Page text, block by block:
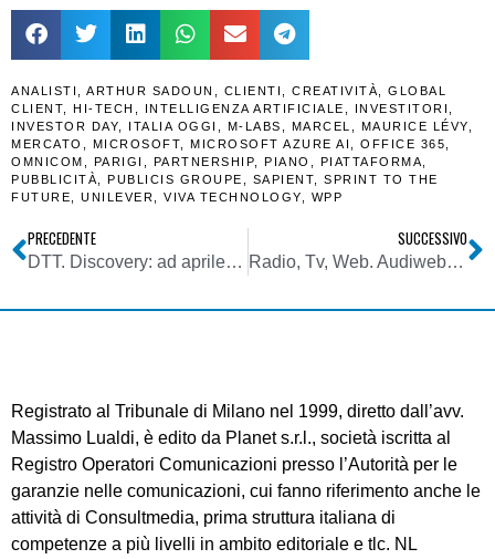
ANALISTI ARTHUR SADOUN CLIENTI CREATIVITÀ
GLOBAL
CLIENT
HI-TECH INTELLIGENZA ARTIFICIALE INVESTITORI
INVESTOR DAY
ITALIA OGGI M-LABS MARCEL MAURICE LÉVY
MERCATO
MICROSOFT MICROSOFT AZURE AI OFFICE 365
OMNICOM
PARIGI PARTNERSHIP PIANO PIATTAFORMA
PUBBLICITÀ
PUBLICIS GROUPE SAPIENT
SPRINT TO THE
FUTURE
UNILEVER VIVA TECHNOLOGY WPP
PRECEDENTE
DTT. Discovery: ad aprile il lancio di Motor Trend sull’LCN 56 del digitale terrestre
SUCCESSIVO
Radio, Tv, Web. Audiweb: a gennaio 2018 il 61,8% italiani online. Categoria Video/Movies con 79,8% degli utenti online
Registrato al Tribunale di Milano nel 1999, diretto dall’avv.
Massimo Lualdi, è edito da Planet s.r.l., società iscritta al
Registro Operatori Comunicazioni presso l’Autorità per le
garanzie nelle comunicazioni, cui fanno riferimento anche le
attività di Consultmedia, prima struttura italiana di
competenze a più livelli in ambito editoriale e tlc. NL